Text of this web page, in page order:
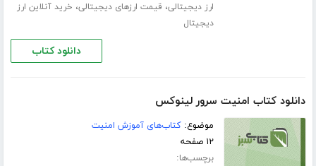
ارز دیجیتالی، قیمت ارزهای دیجیتالی، خرید آنلاین ارز
دیجیتال
دانلود کتاب
دانلود کتاب امنیت سرور لینوکس
موضوع:کتاب‌های آموزش امنیت
۱۲ صفحه
برچسب‌ها: